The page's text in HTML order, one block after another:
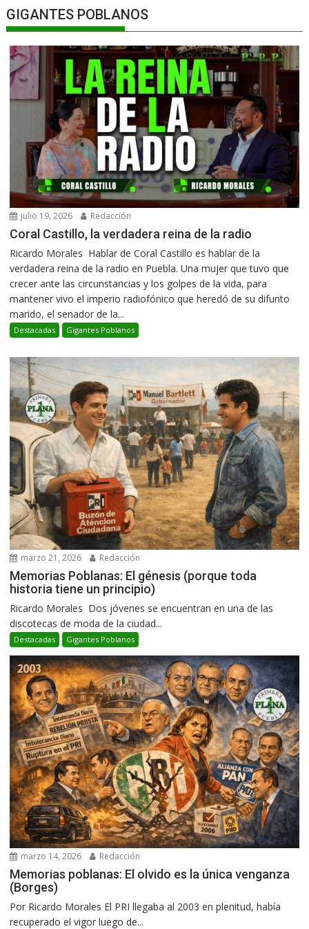
GIGANTES POBLANOS
julio 19, 2026 Redacción
Coral Castillo, la verdadera reina de la radio
Ricardo Morales Hablar de Coral Castillo es hablar de la
verdadera reina de la radio en Puebla. Una mujer que tuvo que
crecer ante las circunstancias y los golpes de la vida, para
mantener vivo el imperio radiofónico que heredó de su difunto
marido, el senador de la...
Destacadas Gigantes Poblanos
marzo 21, 2026 Redacción
Memorias Poblanas: El génesis (porque toda
historia tiene un principio)
Ricardo Morales Dos jóvenes se encuentran en una de las
discotecas de moda de la ciudad...
Destacadas Gigantes Poblanos
marzo 14, 2026 Redacción
Memorias poblanas: El olvido es la única venganza
(Borges)
Por Ricardo Morales El PRI llegaba al 2003 en plenitud, había
recuperado el vigor luego de...